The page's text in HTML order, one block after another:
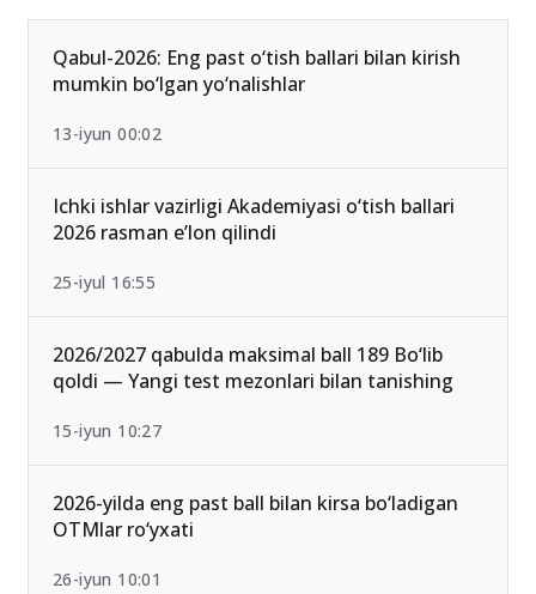
Qabul-2026: Eng past o‘tish ballari bilan kirish
mumkin bo‘lgan yo‘nalishlar
13-iyun 00:02
Ichki ishlar vazirligi Akademiyasi o‘tish ballari
2026 rasman e’lon qilindi
25-iyul 16:55
2026/2027 qabulda maksimal ball 189 Bo‘lib
qoldi — Yangi test mezonlari bilan tanishing
15-iyun 10:27
2026-yilda eng past ball bilan kirsa bo‘ladigan
OTMlar ro‘yxati
26-iyun 10:01